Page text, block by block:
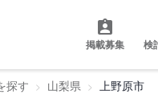
掲載募集 検
探す 山梨県 上野原市